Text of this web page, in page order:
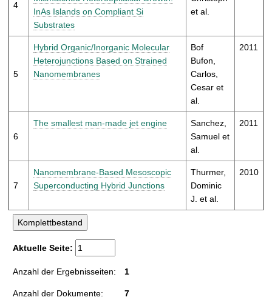
4
InAs Islands on Compliant Si
Substrates
et al.
5
Hybrid Organic/Inorganic Molecular
Heterojunctions Based on Strained
Nanomembranes
Bof
Bufon,
Carlos,
Cesar et
al.
2011
6
The smallest man-made jet engine
Sanchez,
Samuel et
al.
2011
7
Nanomembrane-Based Mesoscopic
Superconducting Hybrid Junctions
Thurmer,
Dominic
J. et al.
2010
Aktuelle Seite:
Anzahl der Ergebnisseiten: 1
Anzahl der Dokumente: 7